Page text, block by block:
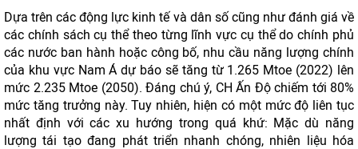
Dựa trên các động lực kinh tế và dân số cũng như đánh giá về
các chính sách cụ thể theo từng lĩnh vực cụ thể do chính phủ
các nước ban hành hoặc công bố, nhu cầu năng lượng chính
của khu vực Nam Á dự báo ​​sẽ tăng từ 1.265 Mtoe (2022) lên
mức 2.235 Mtoe (2050). Đáng chú ý, CH Ấn Độ chiếm tới 80%
mức tăng trưởng này. Tuy nhiên, hiện có một mức độ liên tục
nhất định với các xu hướng trong quá khứ: Mặc dù năng
lượng tái tạo đang phát triển nhanh chóng, nhiên liệu hóa